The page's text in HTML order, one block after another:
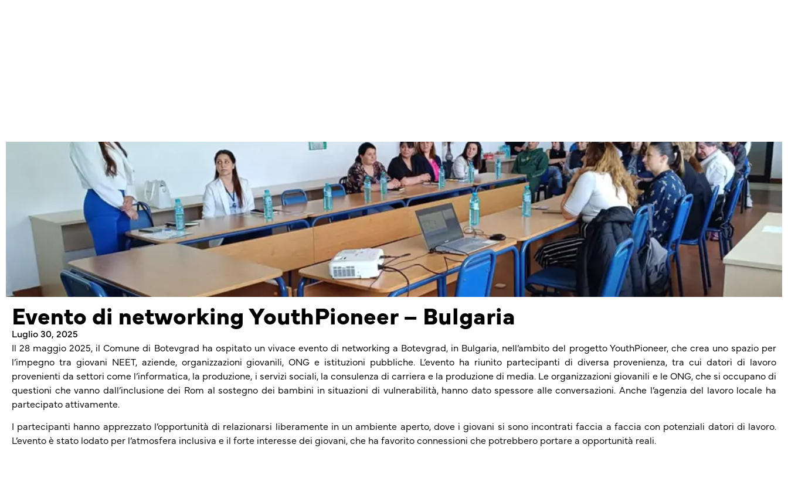
Evento di networking YouthPioneer – Bulgaria
Luglio 30, 2025
Il 28 maggio 2025, il Comune di Botevgrad ha ospitato un vivace evento di networking a Botevgrad, in Bulgaria, nell’ambito del progetto YouthPioneer, che crea uno spazio per
l’impegno tra giovani NEET, aziende, organizzazioni giovanili, ONG e istituzioni pubbliche. L’evento ha riunito partecipanti di diversa provenienza, tra cui datori di lavoro
provenienti da settori come l’informatica, la produzione, i servizi sociali, la consulenza di carriera e la produzione di media. Le organizzazioni giovanili e le ONG, che si occupano di
questioni che vanno dall’inclusione dei Rom al sostegno dei bambini in situazioni di vulnerabilità, hanno dato spessore alle conversazioni. Anche l’agenzia del lavoro locale ha
partecipato attivamente.
I partecipanti hanno apprezzato l’opportunità di relazionarsi liberamente in un ambiente aperto, dove i giovani si sono incontrati faccia a faccia con potenziali datori di lavoro.
L’evento è stato lodato per l’atmosfera inclusiva e il forte interesse dei giovani, che ha favorito connessioni che potrebbero portare a opportunità reali.